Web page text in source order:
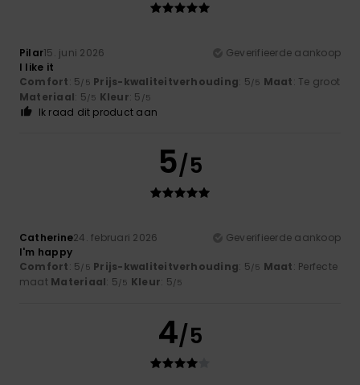
Pilar15. juni 2026
Geverifieerde aankoop
I like it
Comfort: 5/5 Prijs-kwaliteitverhouding: 5/5 Maat: Te groot
Materiaal: 5/5 Kleur: 5 /5
Ik raad dit product aan
5/5
Catherine24. februari 2026
Geverifieerde aankoop
I'm happy
Comfort: 5/5 Prijs-kwaliteitverhouding: 5/5 Maat: Perfecte
maat Materiaal: 5/5 Kleur: 5/5
4/5